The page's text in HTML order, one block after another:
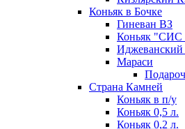
Коньяк в Бочке
Гиневан ВЗ
Коньяк
Мараси
Страна Камней
Коньяк в п/у
Коньяк 0,5 л.
Коньяк 0,2 л.